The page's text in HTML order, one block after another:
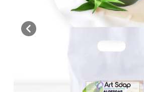
Previous